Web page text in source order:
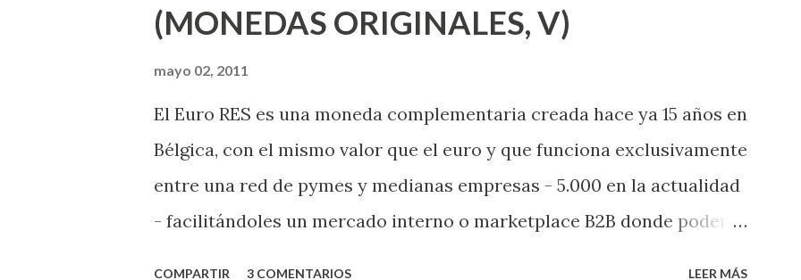
TIMELAB en el Medialab Prado, o en proyectos de monedas sociales
tantos proyectos en diversas partes del mundo. También es momento
de dejar responsabilidades y asumir otras nuevas: La ADBDT a la que
accedí e...
(MONEDAS ORIGINALES, V)
mayo 02, 2011
El Euro RES es una moneda complementaria creada hace ya 15 años en
Bélgica, con el mismo valor que el euro y que funciona exclusivamente
entre una red de pymes y medianas empresas - 5.000 en la actualidad
- facilitándoles un mercado interno o marketplace B2B donde poder
COMPARTIR 3 COMENTARIOS LEER MÁS